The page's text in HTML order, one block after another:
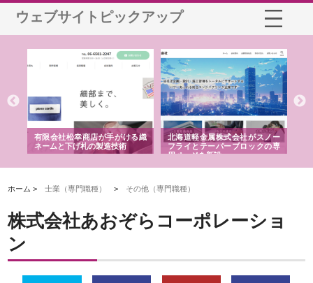
ウェブサイトピックアップ
有限会社松幸商店が手がける織
ネームと下げ札の製造技術
北海道軽金属株式会社がスノー
フライとテーパーブロックの専
用ページを新設
ホーム >士業（専門職種） > その他（専門職種）
株式会社あおぞらコーポレーショ
ン